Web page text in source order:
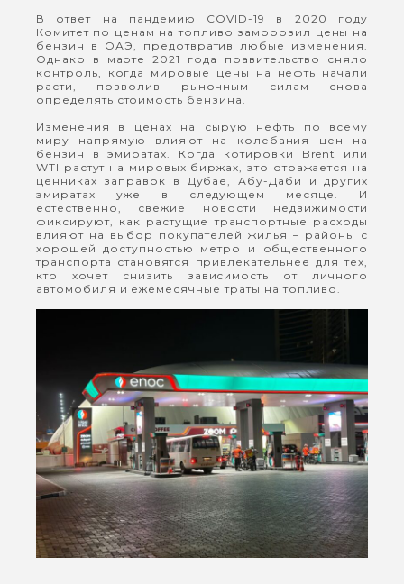
В ответ на пандемию COVID-19 в 2020 году
Комитет по ценам на топливо заморозил цены на
бензин в ОАЭ, предотвратив любые изменения.
Однако в марте 2021 года правительство сняло
контроль, когда мировые цены на нефть начали
расти, позволив рыночным силам снова
определять стоимость бензина.
Изменения в ценах на сырую нефть по всему
миру напрямую влияют на колебания цен на
бензин в эмиратах. Когда котировки Brent или
WTI растут на мировых биржах, это отражается на
ценниках заправок в Дубае, Абу-Даби и других
эмиратах уже в следующем месяце. И
естественно, свежие новости недвижимости
фиксируют, как растущие транспортные расходы
влияют на выбор покупателей жилья – районы с
хорошей доступностью метро и общественного
транспорта становятся привлекательнее для тех,
кто хочет снизить зависимость от личного
автомобиля и ежемесячные траты на топливо.